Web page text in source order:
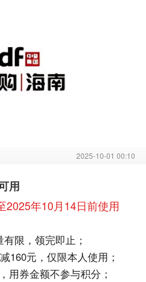
2025-10-01 00:10
用
2025年10月14日前使用
限，领完即止；
160元，仅限本人使用；
用券金额不参与积分；